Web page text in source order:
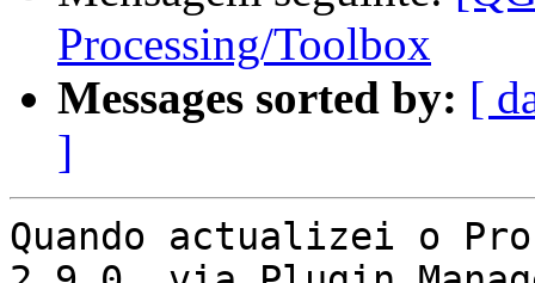
Processing/Toolbox
Messages sorted by: [
]
Quando actualizei o